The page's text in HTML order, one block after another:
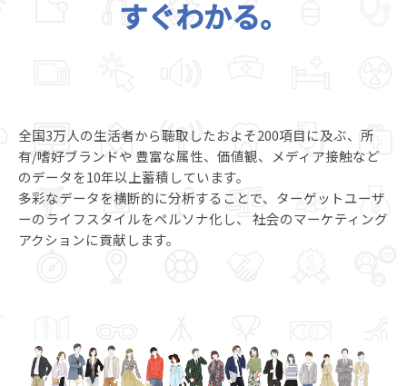
すぐわかる。
全国3万人の生活者から聴取したおよそ200項目に及ぶ、所
有/嗜好ブランドや 豊富な属性、価値観、メディア接触など
のデータを10年以上蓄積しています。
多彩なデータを横断的に分析することで、ターゲットユーザ
ーのライフスタイルをペルソナ化し、
社会のマーケティング
アクションに貢献します。